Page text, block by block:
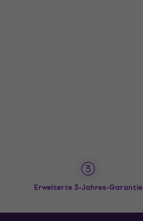
Erweiterte 3-Jahres-Garantie